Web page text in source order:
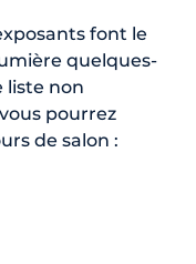
font le
quelques-
liste non
pourrez
de salon :